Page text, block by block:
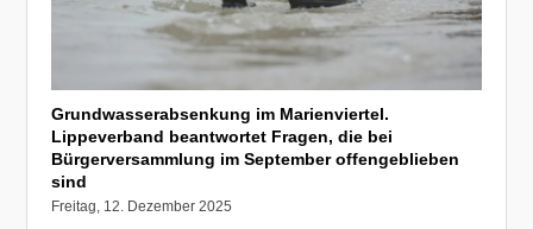
Grundwasserabsenkung im Marienviertel.
Lippeverband beantwortet Fragen, die bei
Bürgerversammlung im September offengeblieben
sind
Freitag, 12. Dezember 2025